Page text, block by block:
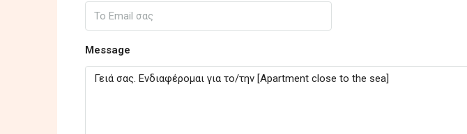
Message